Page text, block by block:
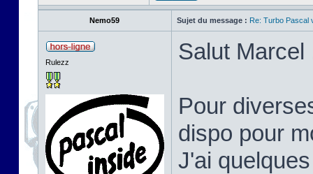
Nemo59 Sujet du message : Re: Turbo Pascal
Rulezz Salut Marcel
Pour
dispo pour
J'ai